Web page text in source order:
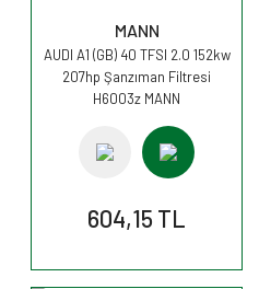
MANN
AUDI A1 (GB) 40 TFSI 2.0 152kw
207hp Şanzıman Filtresi
H6003z MANN
604,15 TL